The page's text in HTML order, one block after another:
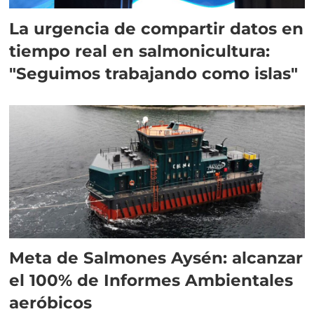
La urgencia de compartir datos en
tiempo real en salmonicultura:
"Seguimos trabajando como islas"
Meta de Salmones Aysén: alcanzar
el 100% de Informes Ambientales
aeróbicos